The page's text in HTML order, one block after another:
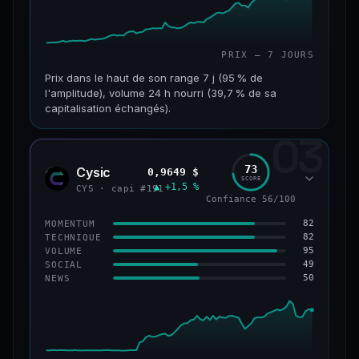
PRIX — 7 JOURS
Prix dans le haut de son range 7 j (95 % de
l'amplitude), volume 24 h nourri (39,7 % de sa
capitalisation échangés).
CAP. MARCHÉ VOLUME 24 H
VAR. 7 J VAR. 30 J
+203,1 %
VS ATH
−86,3 % #235
CONFIANCE 67/100
03
CYS Cysic
CYS · capi #191
0,9649 $
▲ +1,5 %
73
SCORE
Confiance 56/100
MOMENTUM 82
TECHNIQUE 82
VOLUME 95
SOCIAL 49
NEWS 50